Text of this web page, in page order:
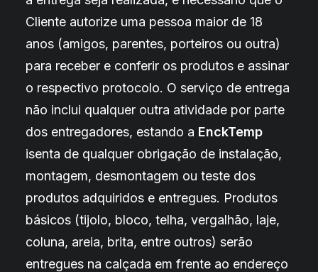
Cliente autorize uma pessoa maior de 18
anos (amigos, parentes, porteiros ou outra)
para receber e conferir os produtos e assinar
o respectivo protocolo. O serviço de entrega
não inclui qualquer outra atividade por parte
dos entregadores, estando a EnckTemp
isenta de qualquer obrigação de instalação,
montagem, desmontagem ou teste dos
produtos adquiridos e entregues. Produtos
básicos (tijolo, bloco, telha, vergalhão, laje,
coluna, areia, brita, entre outros) serão
entregues na calçada em frente ao endereço